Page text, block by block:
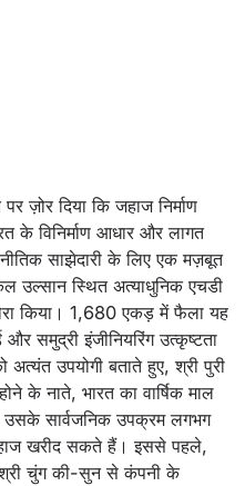
ज़ोर दिया कि जहाज निर्माण
के विनिर्माण आधार और लागत
साझेदारी के लिए एक मज़बूत
उल्सान स्थित अत्याधुनिक एचडी
किया। 1,680 एकड़ में फैला यह
और समुद्री इंजीनियरिंग उत्कृष्टता
उपयोगी बताते हुए, श्री पुरी
के नाते, भारत का वार्षिक माल
सार्वजनिक उपक्रम लगभग
खरीद सकते हैं। इससे पहले,
श्री चुंग की-सुन से कंपनी के